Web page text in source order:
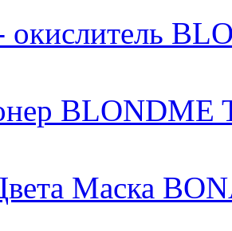
окислитель
BLONDME
Маска